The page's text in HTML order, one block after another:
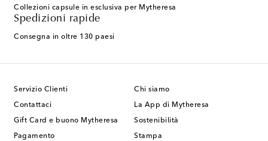
Collezioni capsule in esclusiva per Mytheresa
Spedizioni rapide
Consegna in oltre 130 paesi
Servizio Clienti
Contattaci
Gift Card e buono Mytheresa
Pagamento
Chi siamo
La App di Mytheresa
Sostenibilità
Stampa